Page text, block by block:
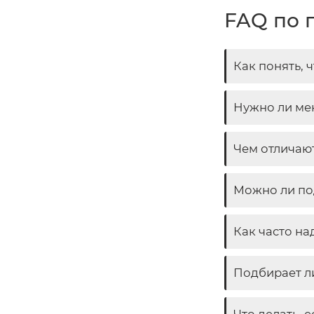
FAQ по
Как понять,
Нужно ли
Чем
Можно ли
Как часто
Подбирает